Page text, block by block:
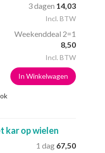
3 dagen 14,03
Incl. BTW
Weekenddeal 2=1
8,50
Incl. BTW
In Winkelwagen
kar op wielen
1 dag 67,50